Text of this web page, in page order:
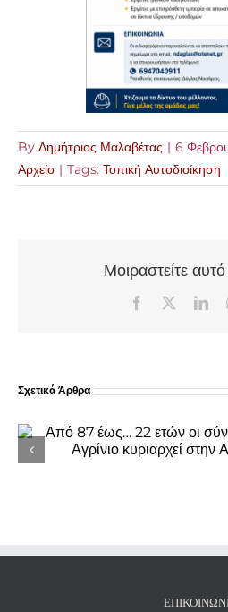
By Δημήτριος Μαλαβέτας | 6
Αρχείο | Tags: Τοπική Αυτοδιοίκηση
Μοιραστείτε
Facebook
Σχετικά Άρθρα
Φιλαρμονική